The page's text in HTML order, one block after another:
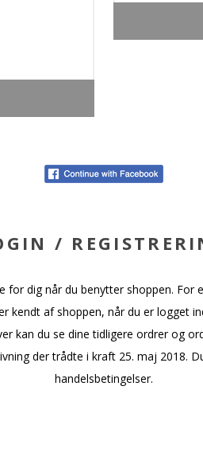
/
dig når du benytter shoppen.
kendt af shoppen, når du er logget
kan du se dine tidligere ordrer og
der trådte i kraft 25. maj 2018.
handelsbetingelser.